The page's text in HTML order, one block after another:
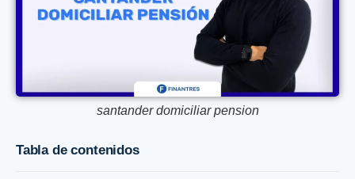
santander domiciliar pension
Tabla de contenidos